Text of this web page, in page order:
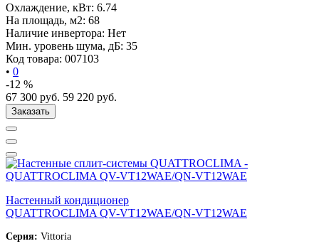
Охлаждение, кВт: 6.74
На площадь, м2: 68
Наличие инвертора: Нет
Мин. уровень шума, дБ: 35
Код товара: 007103
• 0
-12 %
67 300 руб. 59 220 руб.
Заказать
Настенный кондиционер
QUATTROCLIMA QV-VT12WAE/QN-VT12WAE
Серия: Vittoria